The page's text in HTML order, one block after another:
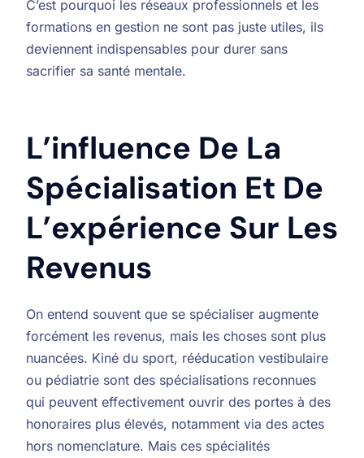
C’est pourquoi les réseaux professionnels et les
formations en gestion ne sont pas juste utiles, ils
deviennent indispensables pour durer sans
sacrifier sa santé mentale.
L’influence De La
Spécialisation Et De
L’expérience Sur Les
Revenus
On entend souvent que se spécialiser augmente
forcément les revenus, mais les choses sont plus
nuancées. Kiné du sport, rééducation vestibulaire
ou pédiatrie sont des spécialisations reconnues
qui peuvent effectivement ouvrir des portes à des
honoraires plus élevés, notamment via des actes
hors nomenclature. Mais ces spécialités